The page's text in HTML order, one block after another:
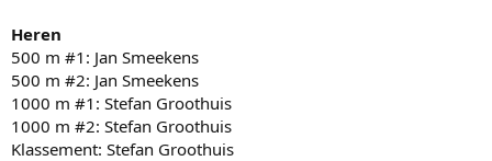
Heren
500 m #1: Jan Smeekens
500 m #2: Jan Smeekens
1000 m #1: Stefan Groothuis
1000 m #2: Stefan Groothuis
Klassement: Stefan Groothuis